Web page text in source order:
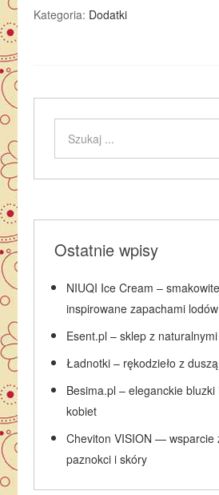
Kategoria: Dodatki
Ostatnie wpisy
NIUQI Ice Cream –
inspirowane zapachami lodów
Esent.pl – sklep z
Ładnotki – rękodzieło z duszą
Besima.pl – eleganckie
kobiet
Cheviton VISION — wsparcie
paznokci i skóry